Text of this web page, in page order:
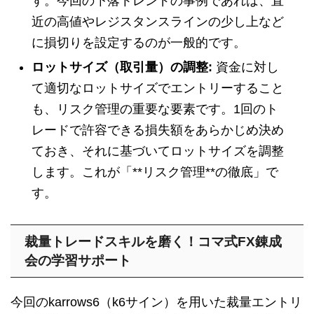
近の高値やレジスタンスラインの少し上など
に損切りを設定するのが一般的です。
ロットサイズ（取引量）の調整: 資金に対し
て適切なロットサイズでエントリーすること
も、リスク管理の重要な要素です。1回のト
レードで許容できる損失額をあらかじめ決め
ておき、それに基づいてロットサイズを調整
します。これが「**リスク管理**の徹底」で
す。
裁量トレードスキルを磨く！コマ式FX錬成
会の学習サポート
今回のkarrows6（k6サイン）を用いた裁量エントリ